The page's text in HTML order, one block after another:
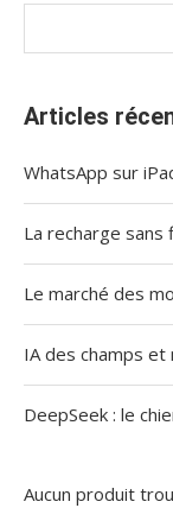
Articles
WhatsApp sur
La recharge
Le marché des
IA des champs et
DeepSeek : le
Aucun produit